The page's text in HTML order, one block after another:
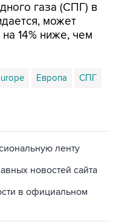
газа (СПГ) в
может
на 14% ниже, чем
Европа СПГ
ленту
новостей сайта
в официальном